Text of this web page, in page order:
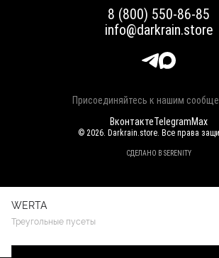
WERTA
Треугольные пусеты
8 (800) 550-86-85
info@darkrain.store
Присоединяйтесь к нашим
ВконтактеTelegramMax
Гарантии и возврат
Как выбрать размер
Уход за украшениями
Яндекс Пэй
Долями
О нас
Программа лояльности
Магазины
© 2026. Darkrain.store. Все права
СДЕЛАНО В SERENITY